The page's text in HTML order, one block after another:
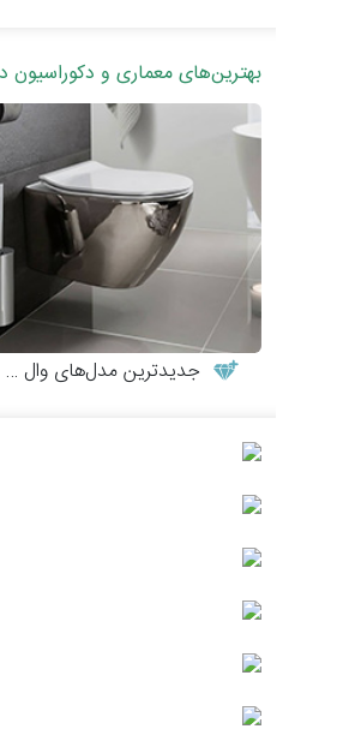
بهترین‌های معماری و دکوراسیون
جدیدترین مدل‌های وال هنگ